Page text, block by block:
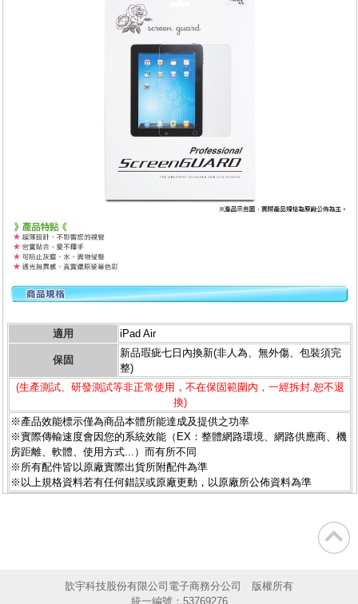
適用 iPad Air
保固
新品瑕疵七日內換新(非人為、無外傷、包裝須完
整)
(生產測試、研發測試等非正常使用，不在保固範圍內，一經拆封.恕不退
換)
※產品效能標示僅為商品本體所能達成及提供之功率
※實際傳輸速度會因您的系統效能（EX：整體網路環境、網路供應商、機
房距離、軟體、使用方式...）而有所不同
※所有配件皆以原廠實際出貨所附配件為準
※以上規格資料若有任何錯誤或原廠更動，以原廠所公佈資料為準
歆宇科技股份有限公司電子商務分公司 版權所有
統一編號：53769276